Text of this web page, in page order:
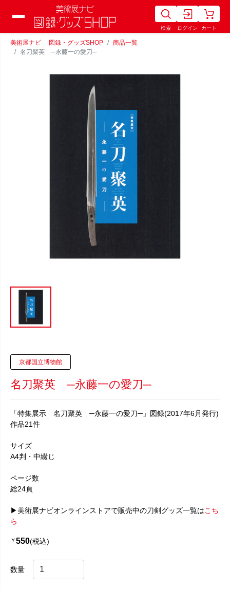
検索 ログイン カート
美術展ナビ 図録・グッズSHOP
商品一覧
名刀聚英 ─永藤一の愛刀─
京都国立博物館
名刀聚英 ─永藤一の愛刀─
「特集展示 名刀聚英 ─永藤一の愛刀─」図録(2017年6月発行)
作品21件
サイズ
A4判・中綴じ
ページ数
総24頁
▶美術展ナビオンラインストアで販売中の刀剣グッズ一覧はこち
ら
￥550(税込)
数量